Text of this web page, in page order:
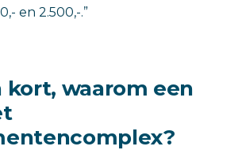
en 2.500,-.”
kort, waarom een